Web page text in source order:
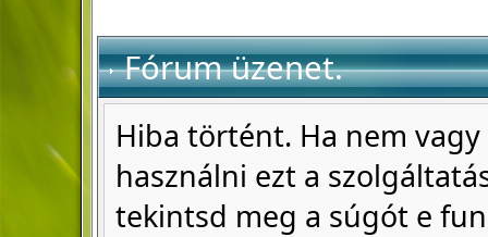
Fórum üzenet.
Hiba történt. Ha nem
használni ezt a
tekintsd meg a súgót e